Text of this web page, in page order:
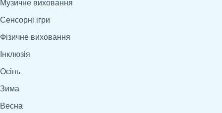
Музичне виховання
Сенсорні ігри
Фізичне виховання
Інклюзія
Осінь
Зима
Весна